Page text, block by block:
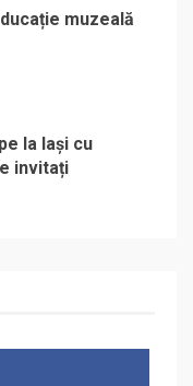
muzeală
la Iași cu
invitați